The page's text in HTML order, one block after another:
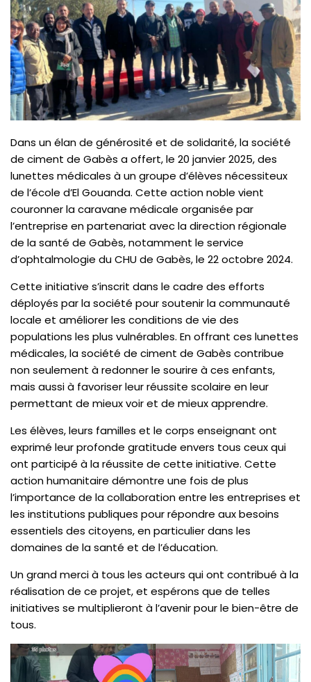
Dans un élan de générosité et de solidarité, la société
de ciment de Gabès a offert, le 20 janvier 2025, des
lunettes médicales à un groupe d’élèves nécessiteux
de l’école d’El Gouanda. Cette action noble vient
couronner la caravane médicale organisée par
l’entreprise en partenariat avec la direction régionale
de la santé de Gabès, notamment le service
d’ophtalmologie du CHU de Gabès, le 22 octobre 2024.
Cette initiative s’inscrit dans le cadre des efforts
déployés par la société pour soutenir la communauté
locale et améliorer les conditions de vie des
populations les plus vulnérables. En offrant ces lunettes
médicales, la société de ciment de Gabès contribue
non seulement à redonner le sourire à ces enfants,
mais aussi à favoriser leur réussite scolaire en leur
permettant de mieux voir et de mieux apprendre.
Les élèves, leurs familles et le corps enseignant ont
exprimé leur profonde gratitude envers tous ceux qui
ont participé à la réussite de cette initiative. Cette
action humanitaire démontre une fois de plus
l’importance de la collaboration entre les entreprises et
les institutions publiques pour répondre aux besoins
essentiels des citoyens, en particulier dans les
domaines de la santé et de l’éducation.
Un grand merci à tous les acteurs qui ont contribué à la
réalisation de ce projet, et espérons que de telles
initiatives se multiplieront à l’avenir pour le bien-être de
tous.